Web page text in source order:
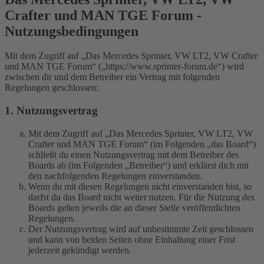
Crafter und MAN TGE Forum -
Nutzungsbedingungen
Mit dem Zugriff auf „Das Mercedes Sprinter, VW LT2, VW Crafter
und MAN TGE Forum“ („https://www.sprinter-forum.de“) wird
zwischen dir und dem Betreiber ein Vertrag mit folgenden
Regelungen geschlossen:
1. Nutzungsvertrag
Mit dem Zugriff auf „Das Mercedes Sprinter, VW LT2, VW
Crafter und MAN TGE Forum“ (im Folgenden „das Board“)
schließt du einen Nutzungsvertrag mit dem Betreiber des
Boards ab (im Folgenden „Betreiber“) und erklärst dich mit
den nachfolgenden Regelungen einverstanden.
Wenn du mit diesen Regelungen nicht einverstanden bist, so
darfst du das Board nicht weiter nutzen. Für die Nutzung des
Boards gelten jeweils die an dieser Stelle veröffentlichten
Regelungen.
Der Nutzungsvertrag wird auf unbestimmte Zeit geschlossen
und kann von beiden Seiten ohne Einhaltung einer Frist
jederzeit gekündigt werden.